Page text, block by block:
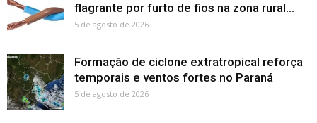
flagrante por furto de fios na zona rural...
5 de agosto de 2026
Formação de ciclone extratropical reforça
temporais e ventos fortes no Paraná
5 de agosto de 2026